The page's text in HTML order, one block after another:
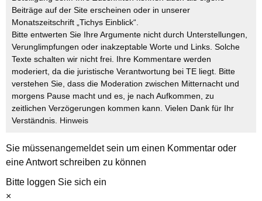
Beiträge auf der Site erscheinen oder in unserer
Monatszeitschrift „Tichys Einblick“.
Bitte entwerten Sie Ihre Argumente nicht durch Unterstellungen,
Verunglimpfungen oder inakzeptable Worte und Links. Solche
Texte schalten wir nicht frei. Ihre Kommentare werden
moderiert, da die juristische Verantwortung bei TE liegt. Bitte
verstehen Sie, dass die Moderation zwischen Mitternacht und
morgens Pause macht und es, je nach Aufkommen, zu
zeitlichen Verzögerungen kommen kann. Vielen Dank für Ihr
Verständnis. Hinweis
Sie müssenangemeldetsein um einen Kommentar oder
eine Antwort schreiben zu können
Bitte loggen Sie sich ein
×